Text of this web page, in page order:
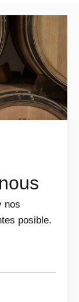
nos
posible.